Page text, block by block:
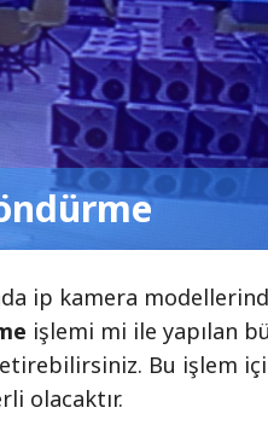
ip kamera
işlemi mi ile yapılan
Bu işlem için